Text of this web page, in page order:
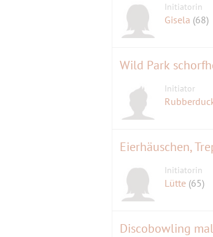
Initiatorin
Gisela (68)
Wild Park
Initiator
Eierhäuschen,
Initiatorin
Lütte (65)
Discobowling